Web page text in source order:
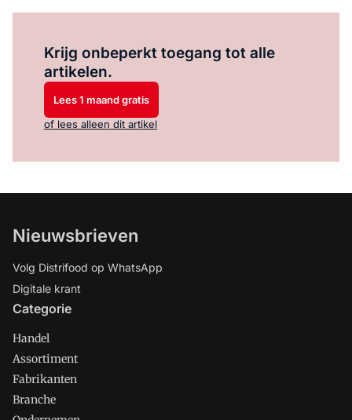
Krijg onbeperkt toegang tot alle
artikelen.
Lees 1 maand gratis
of lees alleen dit artikel
Nieuwsbrieven
Volg Distrifood op WhatsApp
Digitale krant
Categorie
Handel
Assortiment
Fabrikanten
Branche